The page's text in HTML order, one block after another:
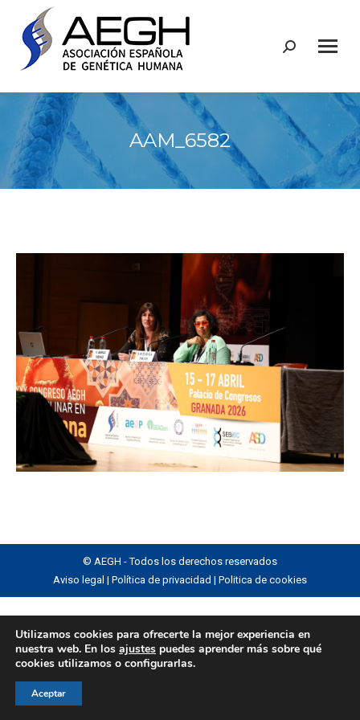
Buscar:
AAM_6582
© AEGH - Todos los derechos reservados
Aviso legal | Política de privacidad | Politica de cookies
Utilizamos cookies para ofrecerte la mejor experiencia en
nuestra web. En los ajustes puedes aprender más sobre qué
cookies utilizamos o configurarlas.
Aceptar